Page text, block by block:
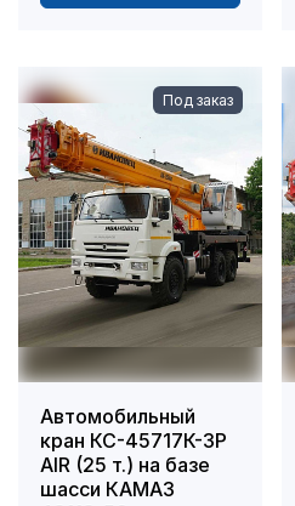
Под заказ
Автомобильный
кран КС-45717К-3Р
АIR (25 т.) на базе
шасси КАМАЗ